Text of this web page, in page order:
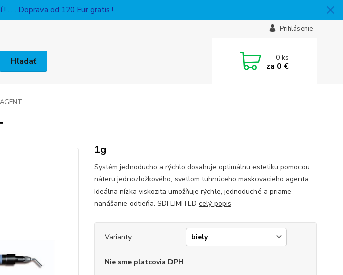
. . . Doprava od 120 Eur gratis !
Prihlásenie
Hľadať 0ks
za 0 €
1g
Systém jednoducho a rýchlo dosahuje optimálnu estetiku pomocou
náteru jednozložkového, svetlom tuhnúceho maskovacieho agenta.
Ideálna nízka viskozita umožňuje rýchle, jednoduché a priame
nanášanie odtieňa. SDI LIMITED celý popis
Varianty
Nie sme platcovia DPH